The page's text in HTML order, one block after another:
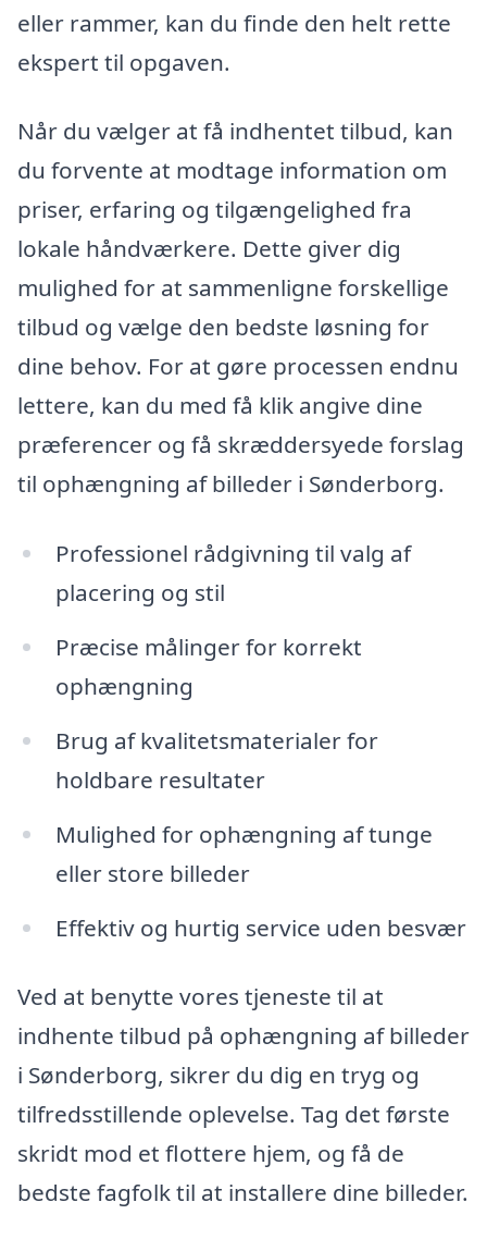
eller rammer, kan du finde den helt rette
ekspert til opgaven.
Når du vælger at få indhentet tilbud, kan
du forvente at modtage information om
priser, erfaring og tilgængelighed fra
lokale håndværkere. Dette giver dig
mulighed for at sammenligne forskellige
tilbud og vælge den bedste løsning for
dine behov. For at gøre processen endnu
lettere, kan du med få klik angive dine
præferencer og få skræddersyede forslag
til ophængning af billeder i Sønderborg.
Professionel rådgivning til valg af
placering og stil
Præcise målinger for korrekt
ophængning
Brug af kvalitetsmaterialer for
holdbare resultater
Mulighed for ophængning af tunge
eller store billeder
Effektiv og hurtig service uden besvær
Ved at benytte vores tjeneste til at
indhente tilbud på ophængning af billeder
i Sønderborg, sikrer du dig en tryg og
tilfredsstillende oplevelse. Tag det første
skridt mod et flottere hjem, og få de
bedste fagfolk til at installere dine billeder.